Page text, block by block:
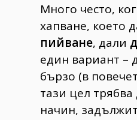
Много често,
хапване, което
пийване, дали
един вариант –
бързо (в
тази цел
начин,